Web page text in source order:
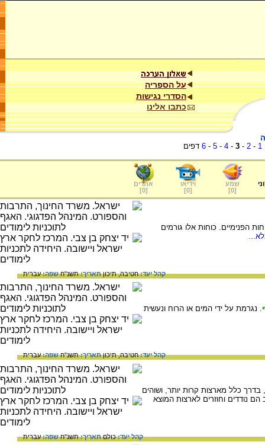
על הספריה
הסדרי נגישות
כתבו אלינו
1
-
2
-
3
-
4
-
5
-
6 דפים
שמע
[
0
]
וידיאו
[
0
]
אתרים
[
0
]
הפנימיים. כוחות אלו גורמים
קהל יעד:חטיבה,תיכוןתאריך:תשנ"חשפה:עברית
. נגרמת על ידי המים או הרוח ונעשית
קהל יעד:חטיבה,תיכוןתאריך:תשנ"חשפה:עברית
כלל מארצות קרות יותר, ושוהים
נודדים וחוזרים לארצות המוצא
קהל יעד:כולםתאריך:תשנ"חשפה:עברית